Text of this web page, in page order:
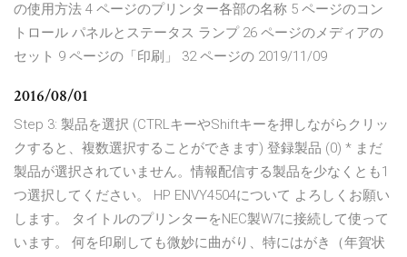
の使用方法 4 ページのプリンター各部の名称 5 ページのコン
トロール パネルとステータス ランプ 26 ページのメディアの
セット 9 ページの「印刷」 32 ページの 2019/11/09
2016/08/01
Step 3: 製品を選択 (CTRLキーやShiftキーを押しながらクリッ
クすると、複数選択することができます) 登録製品 (0) * まだ
製品が選択されていません。情報配信する製品を少なくとも1
つ選択してください。 HP ENVY4504について よろしくお願い
します。 タイトルのプリンターをNEC製W7に接続して使って
います。 何を印刷しても微妙に曲がり、特にはがき（年賀状